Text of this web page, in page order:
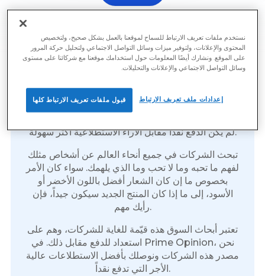
اربح نقوداً مقابل كل استطلاع تقوم
به
لم يكن الدفع نقداً مقابل الآراء الاستطلاعية أكثر سهولة.
تبحث الشركات في جميع أنحاء العالم عن أشخاص مثلك
لفهم ما تحبه وما لا تحب وما الذي يلهمك. سواء كان الأمر
بخصوص ما إن كان الشعار أفضل باللون الأخضر أو
الأسود، إلى ما إذا كان المنتج الجديد سيكون جيداً، فإن
رأيك مهم.
تعتبر أبحاث السوق هذه قيّمة للغاية للشركات، وهم على
استعداد للدفع مقابل ذلك. في Prime Opinion، نحن
مصدر هذه الشركات ونوصلك بأفضل الاستطلاعات عالية
الأجر التي تدفع نقداً.
نستخدم ملفات تعريف الارتباط للسماح لموقعنا بالعمل بشكل صحيح، ولتخصيص
المحتوى والإعلانات، ولتوفير ميزات وسائل التواصل الاجتماعي ولتحليل حركة المرور
على الموقع. ونشارك أيضًا المعلومات حول استخدامك موقعنا مع شركائنا على مستوى
وسائل التواصل الاجتماعي والإعلانات والتحليلات.
قبول ملفات تعريف الارتباط كلها إعدادات ملف تعريف الارتباط